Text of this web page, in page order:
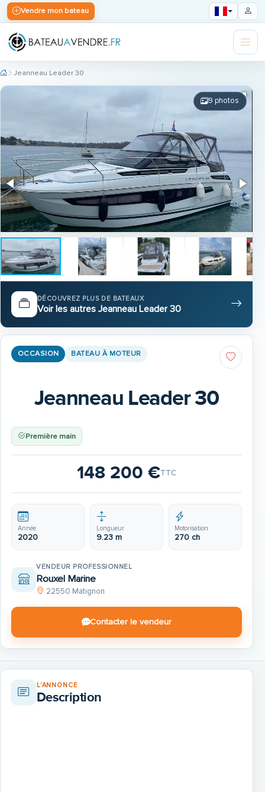
Vendre mon bateau
Jeanneau Leader 30
9 photos
DÉCOUVREZ PLUS DE BATEAUX
Voir les autres Jeanneau Leader 30
OCCASION BATEAU À MOTEUR
Jeanneau Leader 30
Première main
148 200 €TTC
Année
2020
Longueur
9.23 m
Motorisation
270 ch
VENDEUR PROFESSIONNEL
Rouxel Marine
22550 Matignon
Contacter le vendeur
L'ANNONCE
Description